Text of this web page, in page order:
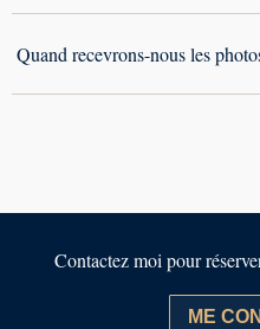
Quand recevrons-nous les
Contactez moi pour
ME